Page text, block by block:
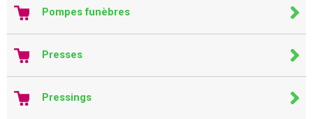
Pompes funèbres
Presses
Pressings